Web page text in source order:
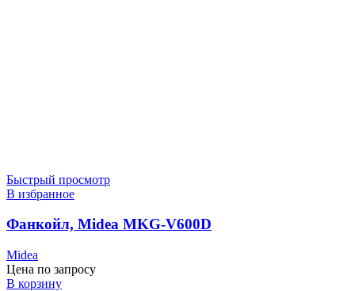
Быстрый просмотр
В избранное
Фанкойл, Midea MKG-V600D
Midea
Цена по запросу
В корзину